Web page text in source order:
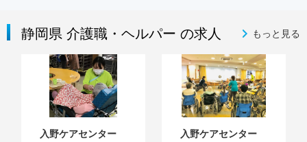
静岡県 介護職・ヘルパー の求人 もっと見る
入野ケアセンター 入野ケアセンター